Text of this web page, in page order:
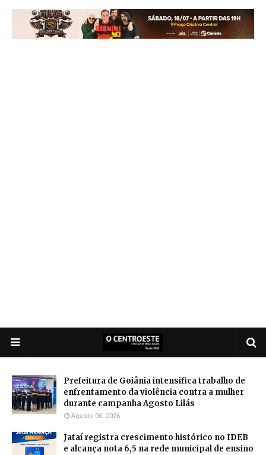
Prefeitura de Goiânia intensifica trabalho de
enfrentamento da violência contra a mulher
durante campanha Agosto Lilás
Agosto 06, 2026
Jataí registra crescimento histórico no IDEB
e alcança nota 6,5 na rede municipal de ensino